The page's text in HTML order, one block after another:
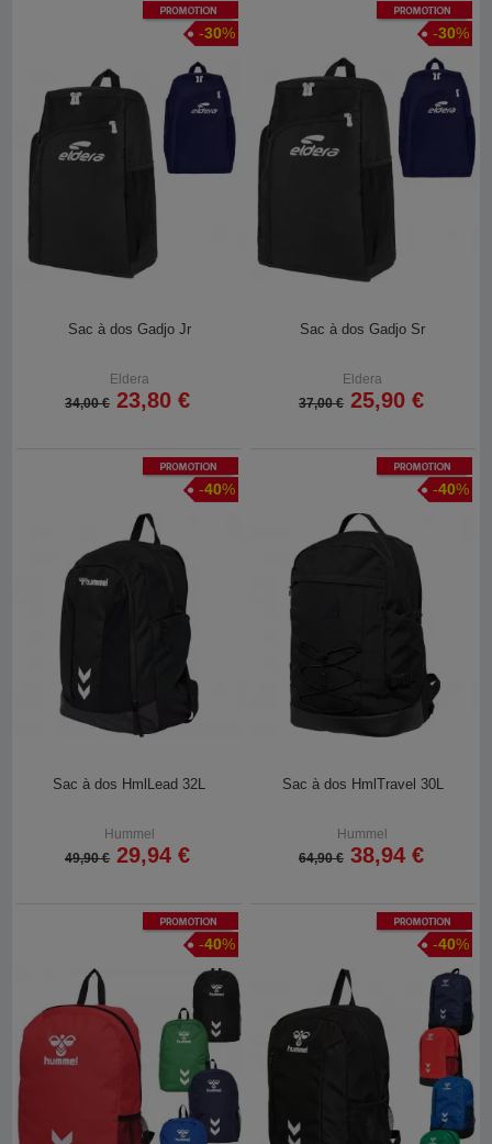
Promotion
-30%
Sac à dos Gadjo Jr
Eldera
34,00 € 23,80 €
Promotion
-30%
Sac à dos Gadjo Sr
Eldera
37,00 € 25,90 €
Promotion
-40%
Sac à dos HmlLead 32L
Hummel
49,90 € 29,94 €
Promotion
-40%
Sac à dos HmlTravel 30L
Hummel
64,90 € 38,94 €
Promotion
-40%
Promotion
-40%